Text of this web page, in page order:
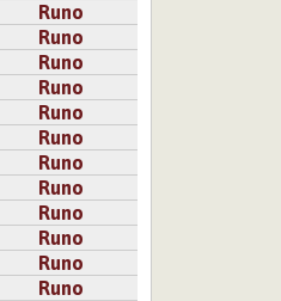
Runo
Runo
Runo
Runo
Runo
Runo
Runo
Runo
Runo
Runo
Runo
Runo